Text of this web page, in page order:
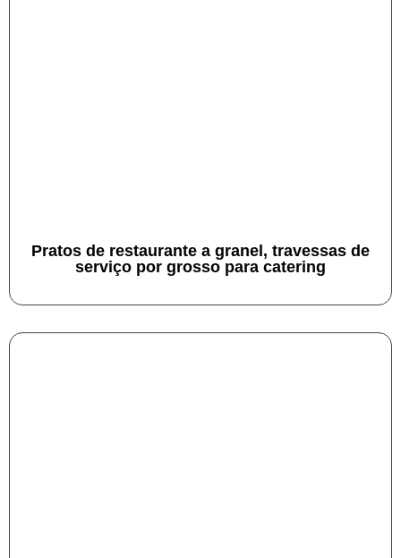
Pratos de restaurante a granel, travessas de
serviço por grosso para catering